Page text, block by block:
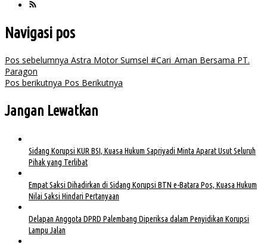
Navigasi pos
Pos sebelumnya Astra Motor Sumsel #Cari_Aman Bersama PT.
Paragon
Pos berikutnya Pos Berikutnya
Jangan Lewatkan
Sidang Korupsi KUR BSI, Kuasa Hukum Sapriyadi Minta Aparat Usut Seluruh
Pihak yang Terlibat
Empat Saksi Dihadirkan di Sidang Korupsi BTN e-Batara Pos, Kuasa Hukum
Nilai Saksi Hindari Pertanyaan
Delapan Anggota DPRD Palembang Diperiksa dalam Penyidikan Korupsi
Lampu Jalan